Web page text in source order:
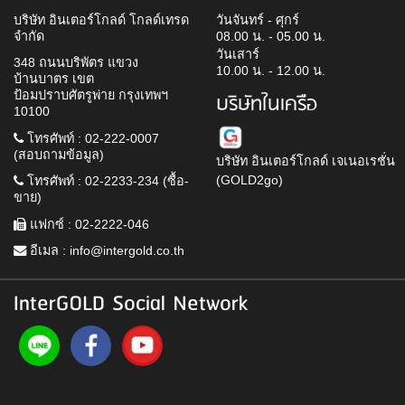
บริษัท อินเตอร์โกลด์ โกลด์เทรด
จำกัด
348 ถนนบริพัตร แขวง
บ้านบาตร เขต
ป้อมปราบศัตรูพ่าย กรุงเทพฯ
10100
โทรศัพท์ : 02-222-0007
(สอบถามข้อมูล)
โทรศัพท์ : 02-2233-234 (ซื้อ-
ขาย)
แฟกซ์ : 02-2222-046
อีเมล : info@intergold.co.th
วันจันทร์ - ศุกร์
08.00 น. - 05.00 น.
วันเสาร์
10.00 น. - 12.00 น.
บริษัทในเครือ
บริษัท อินเตอร์โกลด์ เจเนอเรชั่น
(GOLD2go)
InterGOLD Social Network